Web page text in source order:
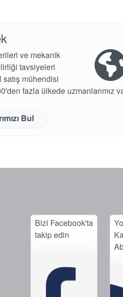
ve mekanik
tavsiyeleri
mühendisi
fazla ülkede uzmanlarımız
Bul
Bizi Facebook'ta
takip edin